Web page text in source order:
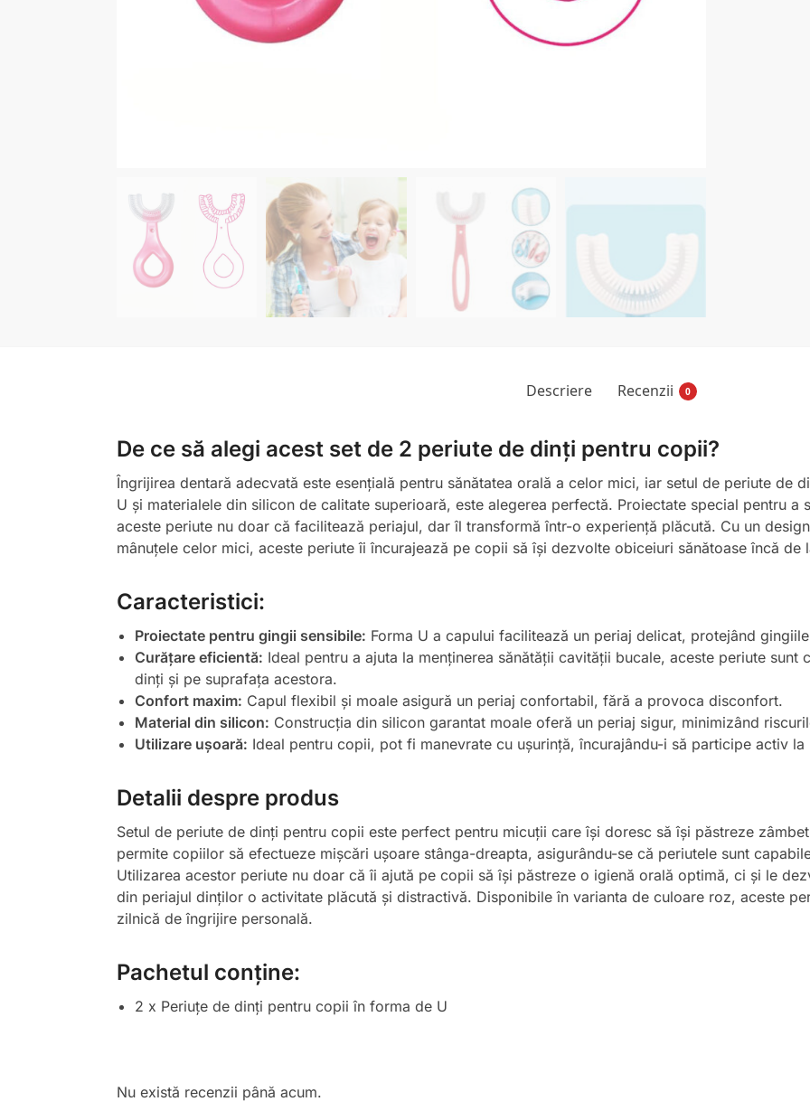
Descriere Recenzii 0
De ce să alegi acest set de 2 periute de dinți pentru copii?
Îngrijirea dentară adecvată este esențială pentru sănătatea orală a celor mici, iar setul de periute de
U și materialele din silicon de calitate superioară, este alegerea perfectă. Proiectate special pentru
aceste periute nu doar că facilitează periajul, dar îl transformă într-o experiență plăcută. Cu un
mânuțele celor mici, aceste periute îi încurajează pe copii să își dezvolte obiceiuri sănătoase încă de
Caracteristici:
Proiectate pentru gingii sensibile: Forma U a capului facilitează un periaj delicat, protejând
Curățare eficientă: Ideal pentru a ajuta la menținerea sănătății cavității bucale, aceste periute
dinți și pe suprafața acestora.
Confort maxim: Capul flexibil și moale asigură un periaj confortabil, fără a provoca disconfort.
Material din silicon: Construcția din silicon garantat moale oferă un periaj sigur, minimizând
Utilizare ușoară: Ideal pentru copii, pot fi manevrate cu ușurință, încurajându-i să participe activ
Detalii despre produs
Setul de periute de dinți pentru copii este perfect pentru micuții care își doresc să își păstreze
permite copiilor să efectueze mișcări ușoare stânga-dreapta, asigurându-se că periutele sunt
Utilizarea acestor periute nu doar că îi ajută pe copii să își păstreze o igienă orală optimă, ci și le
din periajul dinților o activitate plăcută și distractivă. Disponibile în varianta de culoare roz, aceste
zilnică de îngrijire personală.
Pachetul conține:
2 x Periuțe de dinți pentru copii în forma de U
Nu există recenzii până acum.